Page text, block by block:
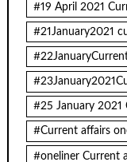
#19 April 2021
#21January2021
#25 January 2021
#Current affairs
#oneliner Current